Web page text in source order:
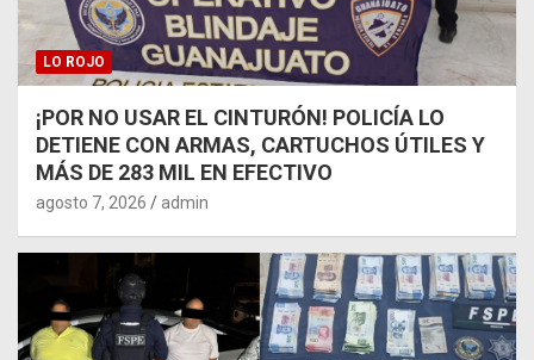
LO ROJO
¡POR NO USAR EL CINTURÓN! POLICÍA LO
DETIENE CON ARMAS, CARTUCHOS ÚTILES Y
MÁS DE 283 MIL EN EFECTIVO
agosto 7, 2026 admin